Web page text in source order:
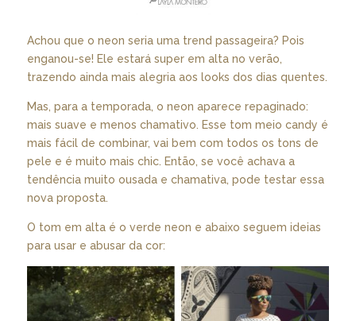
Achou que o neon seria uma trend passageira? Pois
enganou-se! Ele estará super em alta no verão,
trazendo ainda mais alegria aos looks dos dias quentes.
Mas, para a temporada, o neon aparece repaginado:
mais suave e menos chamativo. Esse tom meio candy é
mais fácil de combinar, vai bem com todos os tons de
pele e é muito mais chic. Então, se você achava a
tendência muito ousada e chamativa, pode testar essa
nova proposta.
O tom em alta é o verde neon e abaixo seguem ideias
para usar e abusar da cor: